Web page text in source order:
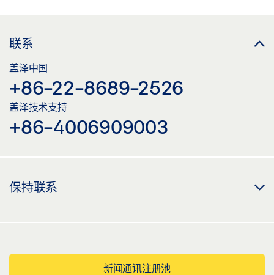
联系
盖泽中国
+86-22-8689-2526
盖泽技术支持
+86-4006909003
保持联系
新闻通讯注册池